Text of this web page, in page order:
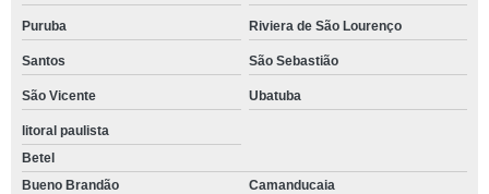
Puruba Riviera de São Lourenço
Santos São Sebastião
São Vicente Ubatuba
litoral paulista
Betel
Bueno Brandão
Camanducaia